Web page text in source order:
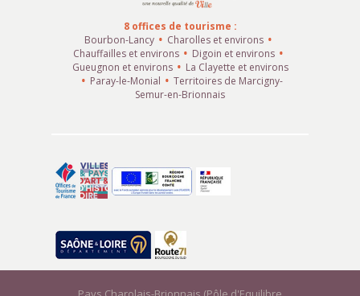
8 offices de tourisme :
Bourbon-Lancy
Charolles et environs
Chauffailles et environs
Digoin et environs
Gueugnon et environs
La Clayette et environs
Paray-le-Monial
Territoires de Marcigny-
Semur-en-Brionnais